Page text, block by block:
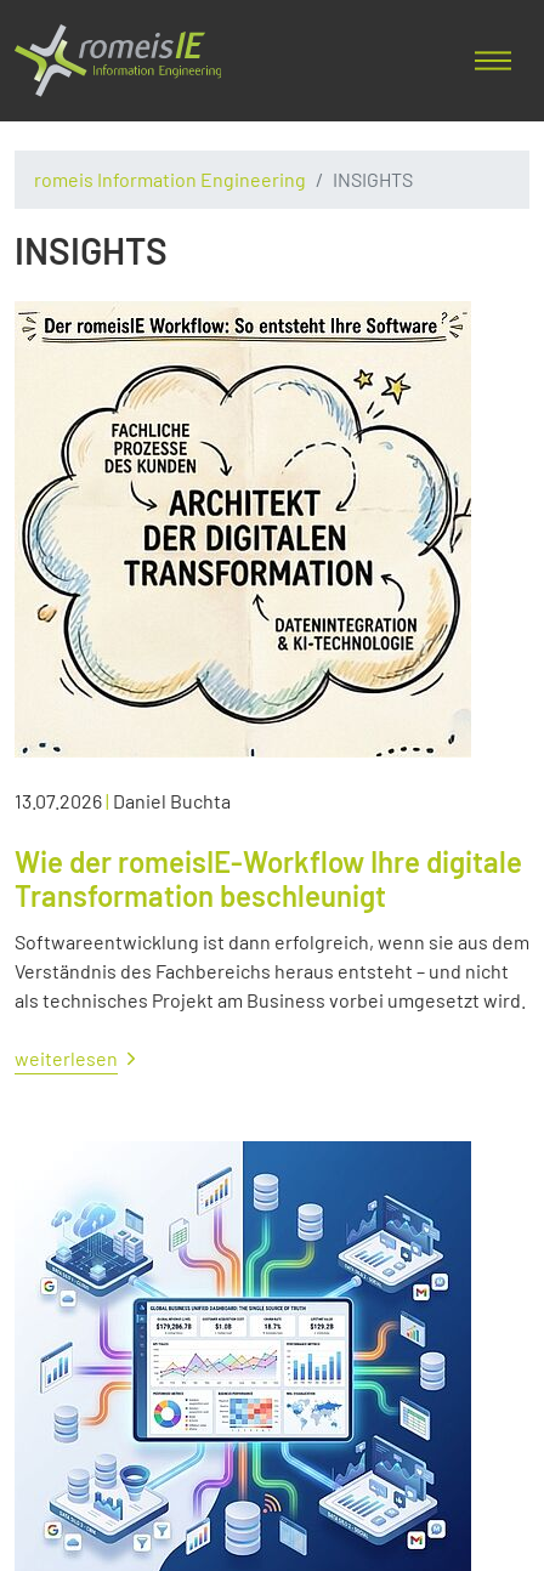
romeis Information Engineering INSIGHTS
INSIGHTS
13.07.2026| Daniel Buchta
Wie der romeisIE-Workflow Ihre digitale
Transformation beschleunigt
Softwareentwicklung ist dann erfolgreich, wenn sie aus dem
Verständnis des Fachbereichs heraus entsteht – und nicht
als technisches Projekt am Business vorbei umgesetzt wird.
weiterlesen